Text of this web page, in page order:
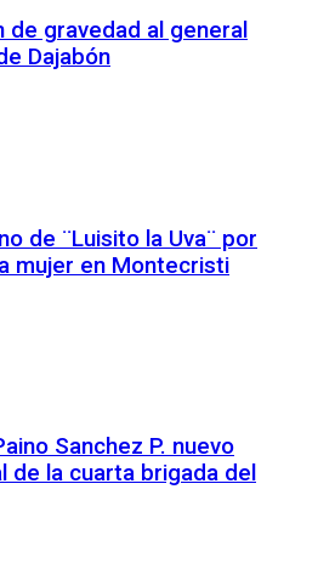
de gravedad al general
Dajabón
de ¨Luisito la Uva¨ por
mujer en Montecristi
Sanchez P. nuevo
la cuarta brigada del